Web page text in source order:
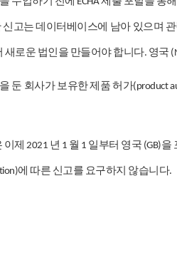
신고는 데이터베이스에 남아 있으며
새로운 법인을 만들어야 합니다. 영국
둔 회사가 보유한제품 허가(product
이제 2021 년 1 월 1 일부터 영국 (GB)을
에 따른 신고를 요구하지 않습니다.